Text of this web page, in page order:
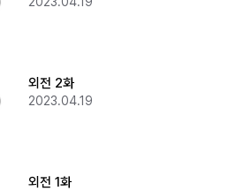
외전 2화
2023.04.19
외전 1화